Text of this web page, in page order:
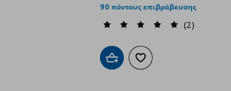
90 πόντους επιβράβευσης
(2)
Προσθήκη στο καλάθι
Προσθήκη στα αγαπημένα